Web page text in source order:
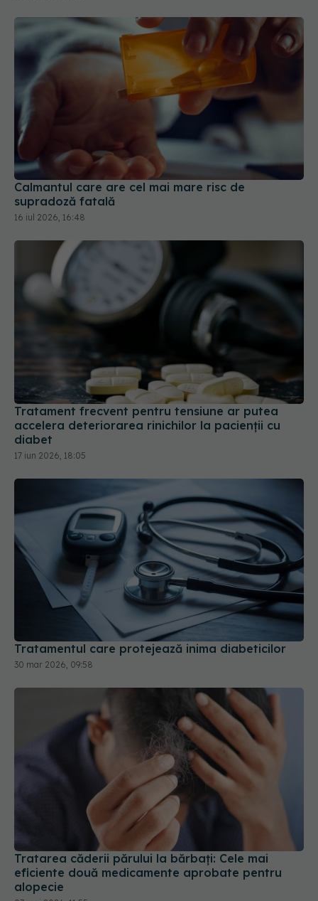
Calmantul care are cel mai mare risc de
supradoză fatală
16 iul 2026, 16:48
Tratament frecvent pentru tensiune ar putea
accelera deteriorarea rinichilor la pacienții cu
diabet
17 iun 2026, 18:05
Tratamentul care protejează inima diabeticilor
30 mar 2026, 09:58
Tratarea căderii părului la bărbați: Cele mai
eficiente două medicamente aprobate pentru
alopecie